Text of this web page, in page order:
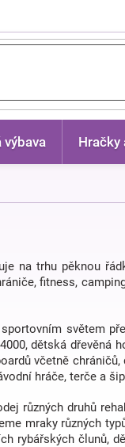
výbava Hračky
na trhu pěknou
fitness,
světem
dětská
včetně
hráče, terče a
různých druhů
mraky různých
rybářských člunů,